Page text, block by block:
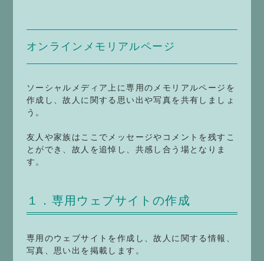
オンラインメモリアルページ
ソーシャルメディア上に専用のメモリアルページを
作成し、故人に関する思い出や写真を共有しましょ
う。
友人や家族はここでメッセージやコメントを残すこ
とができ、故人を追悼し、共感し合う場となりま
す。
１．専用ウェブサイトの作成
専用のウェブサイトを作成し、故人に関する情報、
写真、思い出を掲載します。